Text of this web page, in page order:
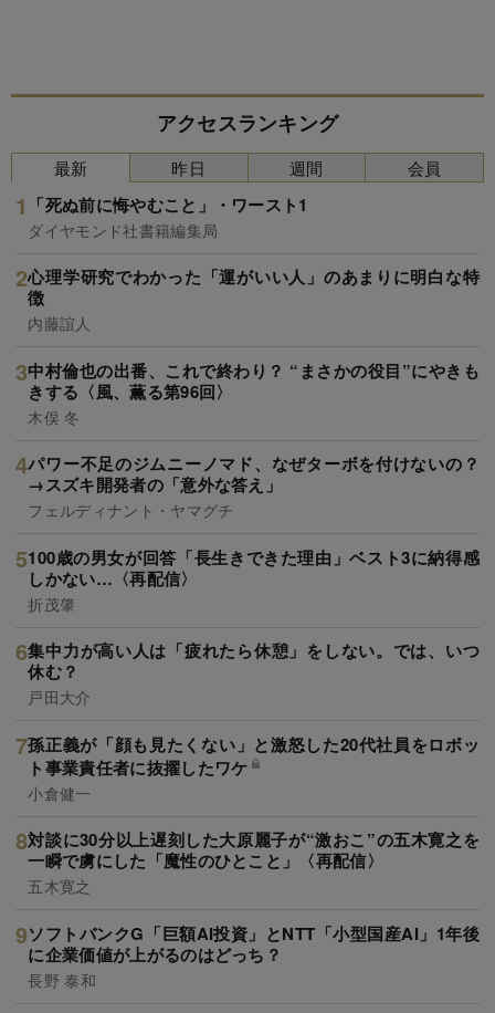
アクセスランキング
最新
「死ぬ前に悔やむこと」・ワースト1
ダイヤモンド社書籍編集局
心理学研究でわかった「運がいい人」のあまりに明白な特
徴
内藤誼人
中村倫也の出番、これで終わり？ “まさかの役目”にやきも
きする〈風、薫る第96回〉
木俣 冬
パワー不足のジムニーノマド、なぜターボを付けないの？
→スズキ開発者の「意外な答え」
フェルディナント・ヤマグチ
100歳の男女が回答「長生きできた理由」ベスト3に納得感
しかない…〈再配信〉
折茂肇
集中力が高い人は「疲れたら休憩」をしない。では、いつ
休む？
戸田大介
孫正義が「顔も見たくない」と激怒した20代社員をロボッ
ト事業責任者に抜擢したワケ
小倉健一
対談に30分以上遅刻した大原麗子が“激おこ”の五木寛之を
一瞬で虜にした「魔性のひとこと」〈再配信〉
五木寛之
ソフトバンクG「巨額AI投資」とNTT「小型国産AI」1年後
に企業価値が上がるのはどっち？
長野 泰和
昨日 週間 会員